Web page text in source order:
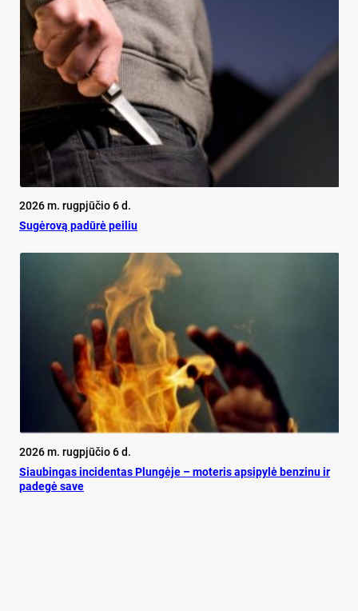
2026 m. rugpjūčio 6 d.
Su­gė­ro­vą pa­dū­rė pei­liu
2026 m. rugpjūčio 6 d.
Siau­bin­gas in­ci­den­tas Plun­gė­je – mo­te­ris ap­si­py­lė ben­zi­nu ir
pa­de­gė sa­ve